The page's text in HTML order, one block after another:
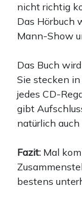
nicht richtig
Das Hörbuch
Mann-Show
Das Buch
Sie stecken
jedes CD-
gibt
natürlich
Fazit: Mal
bestens